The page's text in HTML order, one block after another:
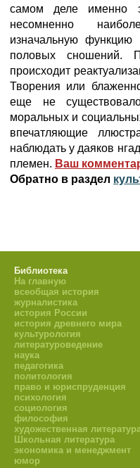
самом деле именно
несомненно
изначальную функцию
половых сношений.
происходит
Творения или
еще не
моральных и
впечатляющие
наблюдать у даяков
племен. Ваш
Обратно в раздел
Библиотека
На главную
всеобщая история
журналистика
история России
история древнего мира
культурология
литературоведение
наука
педагогика
политология
право и юриспруденция
психология
социология
философия
художественная
Школьная литература
экономика и менеджмент
юмор